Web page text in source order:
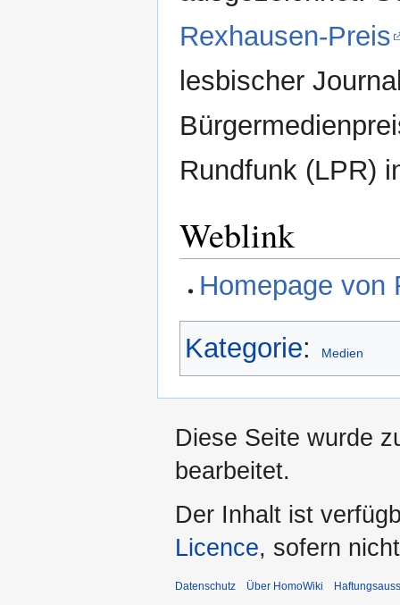
Rexhausen-Preis
lesbischer
Rundfunk (LPR)
Weblink
Homepage von
Kategorie: Medien
Diese Seite wurde
bearbeitet.
Der Inhalt ist
Licence, sofern
Datenschutz Über HomoWiki